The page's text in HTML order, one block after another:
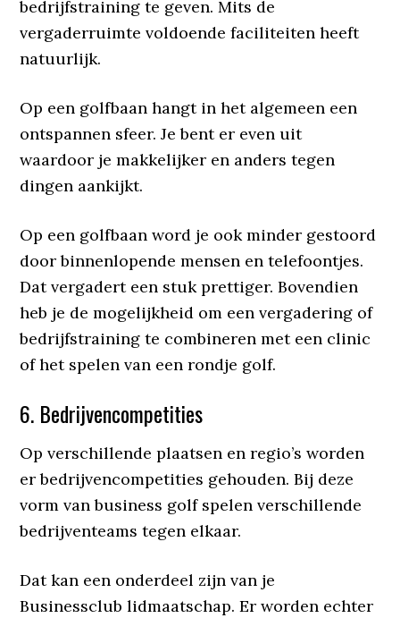
bedrijfstraining te geven. Mits de
vergaderruimte voldoende faciliteiten heeft
natuurlijk.
Op een golfbaan hangt in het algemeen een
ontspannen sfeer. Je bent er even uit
waardoor je makkelijker en anders tegen
dingen aankijkt.
Op een golfbaan word je ook minder gestoord
door binnenlopende mensen en telefoontjes.
Dat vergadert een stuk prettiger. Bovendien
heb je de mogelijkheid om een vergadering of
bedrijfstraining te combineren met een clinic
of het spelen van een rondje golf.
6. Bedrijvencompetities
Op verschillende plaatsen en regio’s worden
er bedrijvencompetities gehouden. Bij deze
vorm van business golf spelen verschillende
bedrijventeams tegen elkaar.
Dat kan een onderdeel zijn van je
Businessclub lidmaatschap. Er worden echter